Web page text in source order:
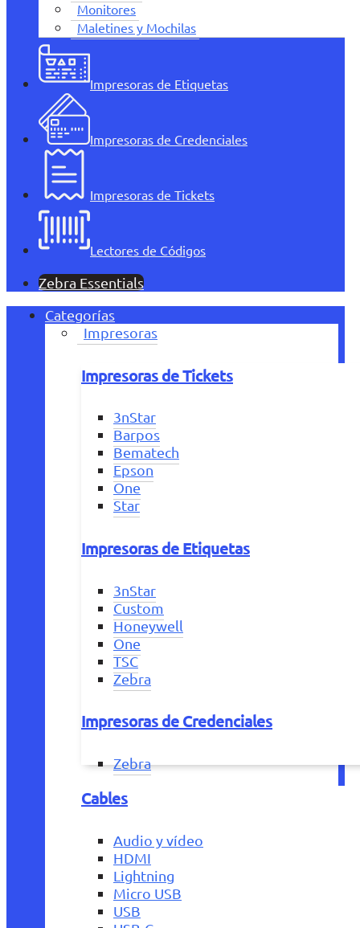
Monitores
Maletines y Mochilas
Impresoras de Etiquetas
Impresoras de Credenciales
Impresoras de Tickets
Lectores de Códigos
Zebra Essentials
Categorías
Impresoras
Impresoras de Tickets
3nStar
Barpos
Bematech
Epson
One
Star
Impresoras de Etiquetas
3nStar
Custom
Honeywell
One
TSC
Zebra
Impresoras de Credenciales
Zebra
Cables
Audio y vídeo
HDMI
Lightning
Micro USB
USB